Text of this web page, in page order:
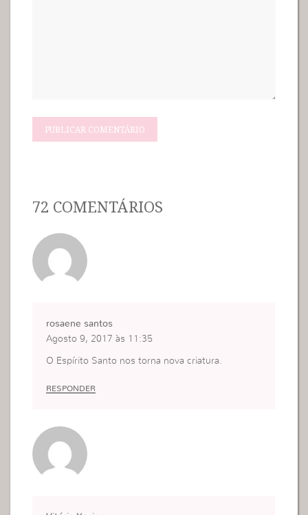
72 COMENTÁRIOS
rosaene santos
Agosto 9, 2017 às 11:35
O Espírito Santo nos torna nova criatura.
RESPONDER